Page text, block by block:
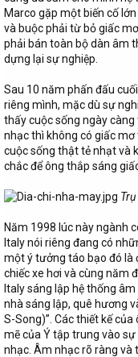
Marco gặp một biến cố
và buộc phải từ bỏ giấc
phải bán toàn bộ dàn âm
dựng lại sự nghiệp.
Sau 10 năm phấn đấu
riêng mình, mặc dù sự
thấy cuộc sống ngày
nhạc thì không có giấc
cuộc sống thật tẻ nhạt và
chắc để ông thắp sáng
Năm 1998 lúc này ngành
Italy nói riêng đang có
một ý tưởng táo bạo đó là
chiếc xe hơi và cùng năm
Italy sáng lập hệ thống
nhà sáng lập, quê hương
S-Song)”. Các thiết kế
mẽ của Ý tập trung vào
nhạc. Âm nhạc rõ ràng và